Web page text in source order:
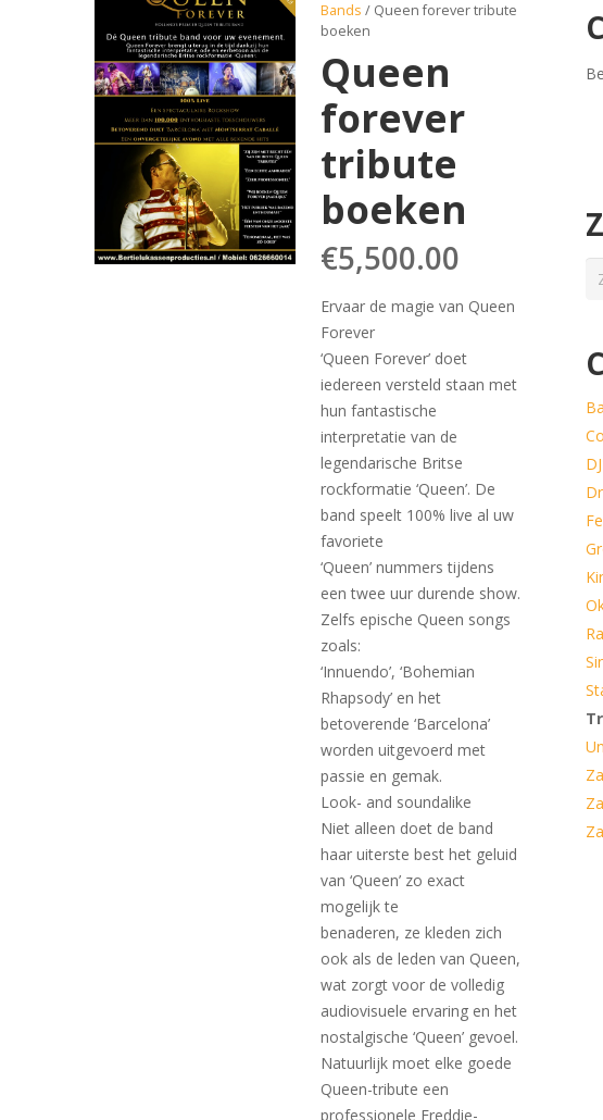
Bands / Queen forever tribute
boeken
Queen
forever
tribute
boeken
€5,500.00
Ervaar de magie van Queen
Forever
‘Queen Forever’ doet
iedereen versteld staan met
hun fantastische
interpretatie van de
legendarische Britse
rockformatie ‘Queen’. De
band speelt 100% live al uw
favoriete
‘Queen’ nummers tijdens
een twee uur durende show.
Zelfs epische Queen songs
zoals:
‘Innuendo’, ‘Bohemian
Rhapsody’ en het
betoverende ‘Barcelona’
worden uitgevoerd met
passie en gemak.
Look- and soundalike
Niet alleen doet de band
haar uiterste best het geluid
van ‘Queen’ zo exact
mogelijk te
benaderen, ze kleden zich
ook als de leden van Queen,
wat zorgt voor de volledig
audiovisuele ervaring en het
nostalgische ‘Queen’ gevoel.
Natuurlijk moet elke goede
Queen-tribute een
professionele Freddie-